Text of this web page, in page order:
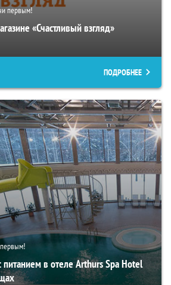
первым!
«Счастливый взгляд»
ПОДРОБНЕЕ
в отеле Arthurs Spa Hotel